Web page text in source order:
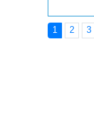
1 2 3